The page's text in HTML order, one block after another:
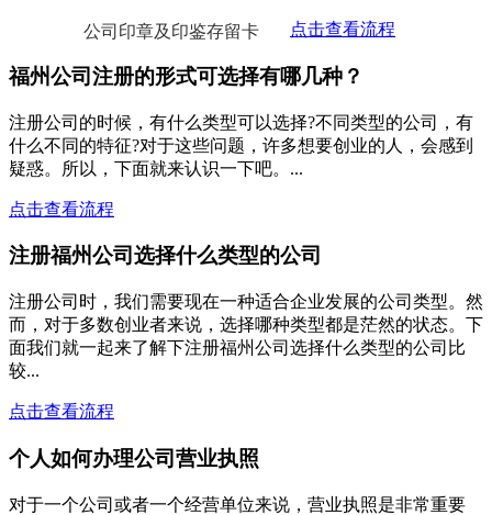
公司印章及印鉴存留卡 点击查看流程
福州公司注册的形式可选择有哪几种？
注册公司的时候，有什么类型可以选择?不同类型的公司，有
什么不同的特征?对于这些问题，许多想要创业的人，会感到
疑惑。所以，下面就来认识一下吧。...
点击查看流程
注册福州公司选择什么类型的公司
注册公司时，我们需要现在一种适合企业发展的公司类型。然
而，对于多数创业者来说，选择哪种类型都是茫然的状态。下
面我们就一起来了解下注册福州公司选择什么类型的公司比
较...
点击查看流程
个人如何办理公司营业执照
对于一个公司或者一个经营单位来说，营业执照是非常重要